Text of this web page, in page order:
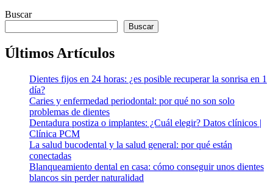
Buscar
Buscar
Últimos Artículos
Dientes fijos en 24 horas: ¿es posible recuperar la sonrisa en 1
día?
Caries y enfermedad periodontal: por qué no son solo
problemas de dientes
Dentadura postiza o implantes: ¿Cuál elegir? Datos clínicos |
Clínica PCM
La salud bucodental y la salud general: por qué están
conectadas
Blanqueamiento dental en casa: cómo conseguir unos dientes
blancos sin perder naturalidad